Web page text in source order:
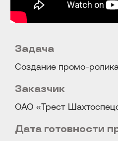
Иногда нужен большой проект.
возможные варианты и
Задача
Создание промо-
Заказчик
ОАО «Трест
Дата готовности